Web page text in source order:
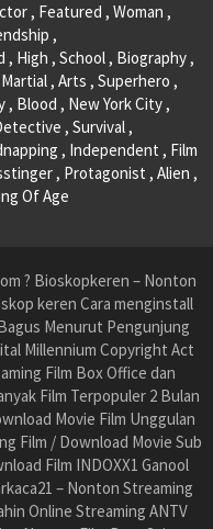
, Featured , Woman ,
,
High , School , Biography ,
, Arts , Superhero ,
, Blood , New York City ,
, Survival ,
, Independent , Film
, Protagonist , Alien ,
Of Age
? Bioskopkeren – Nonton
keren Cara menginstall
Menurut Pengunjung
Millennium Copyright Act
Film Box Office dan
Film Terpopuler 2 Bulan
Movie Film Unggulan
Film / Download Movie Sub
Film INDOXX1 Ganool
– Nonton Streaming
Online Streaming ANTV